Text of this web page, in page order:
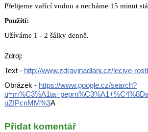
Přelijeme vařící vodou a necháme 15 minut
Použití:
Užíváme 1 - 2 šálky denně.
Zdroj:
Text - http://www.zdravinadlani.cz/lecive-
Obrázek - https://www.google.cz/search?
uZIPcnMM%3A
Přidat komentář